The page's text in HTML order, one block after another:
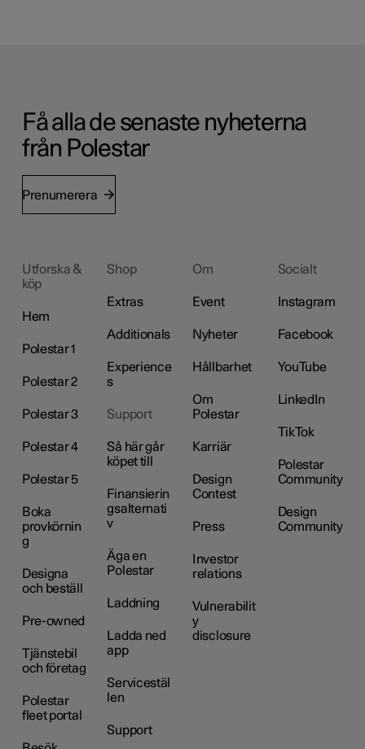
Få alla de senaste nyheterna
från Polestar
Prenumerera
Utforska &
köp
Hem
Polestar 1
Polestar 2
Polestar 3
Polestar 4
Polestar 5
Boka
provkörnin
g
Designa
och beställ
Pre-owned
Tjänstebil
och företag
Polestar
fleet portal
Shop
Extras
Additionals
Experience
s
Support
Så här går
köpet till
Finansierin
gsalternati
v
Äga en
Polestar
Laddning
Ladda ned
app
Servicestäl
len
Support
Om
Event
Nyheter
Hållbarhet
Om
Polestar
Karriär
Design
Contest
Press
Investor
relations
Vulnerabilit
y
disclosure
Socialt
Instagram
Facebook
YouTube
LinkedIn
TikTok
Polestar
Community
Design
Community